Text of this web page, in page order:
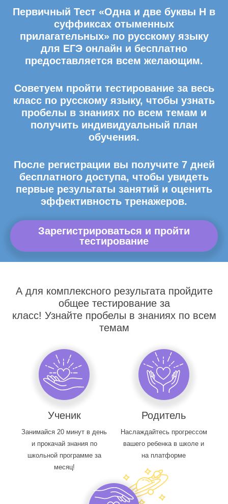
Первичный Тест «Одна и две буквы Н в
суффиксах отыменных
прилагательных» по русскому языку
для ЕГЭ онлайн и бесплатно
предоставляется всем желающим.
Советуем пройти тестирование за весь
класс по русскому языку, чтобы узнать
пробелы в знаниях по всем темам и
получить индивидуальный план
обучения.
После регистрации вы получите 7 дней
бесплатного доступа, чтобы увидеть
первые результаты занятий и оценить
эффективность тренажеров.
Зарегистрироваться и пройти
тестирование
А для комплексного результата пройдите
общее тестирование за
класс! Узнайте пробелы в знаниях по всем
темам
Ученик
Занимайся 20 минут в день
и прокачай знания по
школьной программе за
месяц!
Родитель
Наслаждайтесь прогрессом
вашего ребенка в школе и
на платформе